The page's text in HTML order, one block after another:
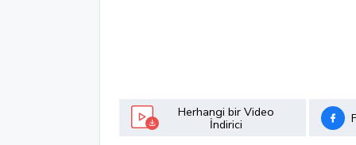
Herhangi bir Video
İndirici